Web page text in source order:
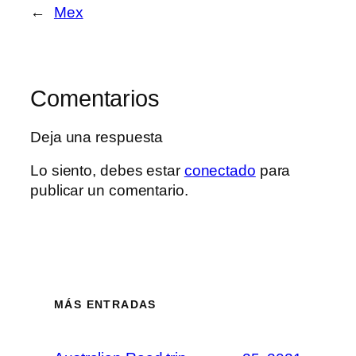
← Mex
Comentarios
Deja una respuesta
Lo siento, debes estar conectado para
publicar un comentario.
MÁS ENTRADAS